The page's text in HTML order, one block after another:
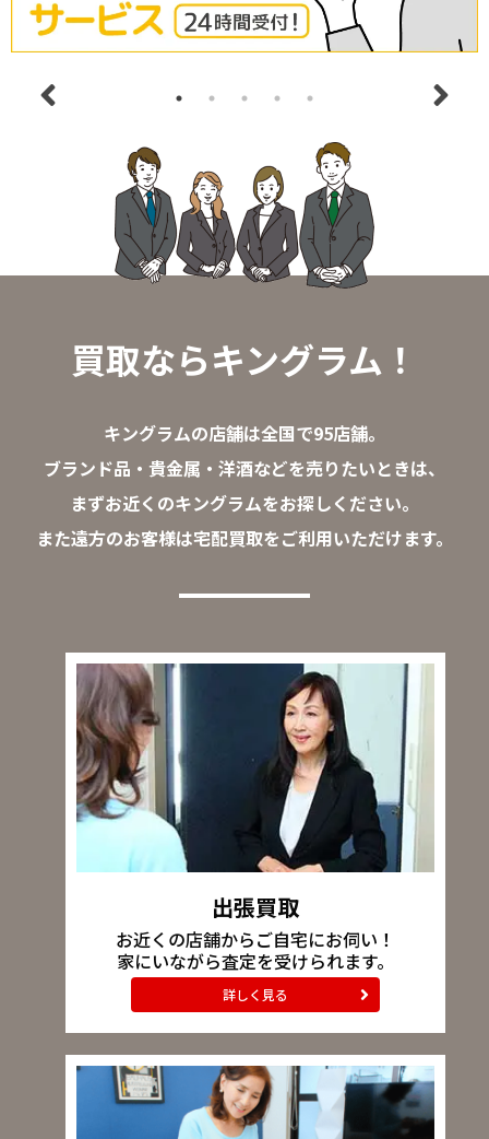
買取ならキングラム！
キングラムの店舗は全国で95店舗。
ブランド品・貴金属・洋酒などを売りたいときは、
まずお近くのキングラムをお探しください。
また遠方のお客様は宅配買取をご利用いただけます。
出張買取
お近くの店舗からご自宅にお伺い！
家にいながら査定を受けられます。
詳しく見る